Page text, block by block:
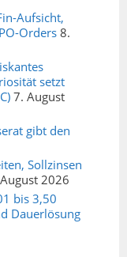
Aufsicht,
Orders 8.
setzt
7. August
gibt den
Sollzinsen
2026
bis 3,50
Dauerlösung